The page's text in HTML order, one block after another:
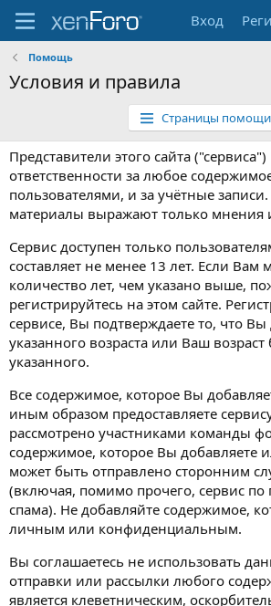
Вход
Помощь
Условия и правила
Страницы помощи
Представители этого сайта ("сервиса")
ответственности за любое
пользователями, и за учётные
материалы выражают только мнения
Сервис доступен только
составляет не менее 13 лет. Если Вам
количество лет, чем указано выше,
регистрируйтесь на этом сайте.
сервисе, Вы подтверждаете то, что Вы
указанного возраста или Ваш
указанного.
Все содержимое, которое Вы
иным образом предоставляете
рассмотрено участниками команды
содержимое, которое Вы добавляете
может быть отправлено сторонним
(включая, помимо прочего, сервис по
спама). Не добавляйте содержимое,
личным или конфиденциальным.
Вы соглашаетесь не использовать
отправки или рассылки любого
является клеветническим,